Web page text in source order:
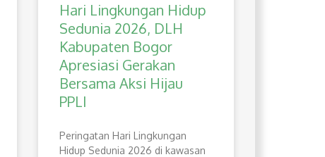
Hari Lingkungan Hidup
Sedunia 2026, DLH
Kabupaten Bogor
Apresiasi Gerakan
Bersama Aksi Hijau
PPLI
Peringatan Hari Lingkungan
Hidup Sedunia 2026 di kawasan